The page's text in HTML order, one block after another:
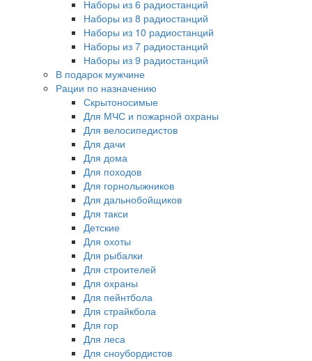
Наборы из 6 радиостанций
Наборы из 8 радиостанций
Наборы из 10 радиостанций
Наборы из 7 радиостанций
Наборы из 9 радиостанций
В подарок мужчине
Рации по назначению
Скрытоносимые
Для МЧС и пожарной охраны
Для велосипедистов
Для дачи
Для дома
Для походов
Для горнолыжников
Для дальнобойщиков
Для такси
Детские
Для охоты
Для рыбалки
Для строителей
Для охраны
Для пейнтбола
Для страйкбола
Для гор
Для леса
Для сноубордистов